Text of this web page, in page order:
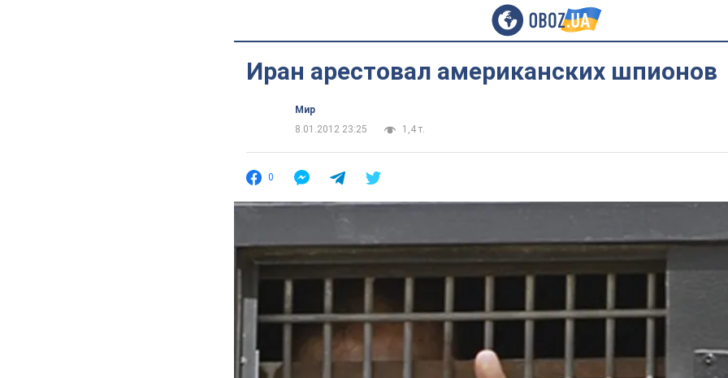
Иран арестовал американских шпионов
Мир
8.01.2012 23:25
1,4 т.
0